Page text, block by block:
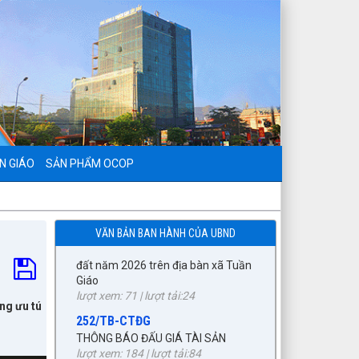
GIÁO SẢN PHẨM OCOP
ưu tú
VĂN BẢN BAN HÀNH CỦA UBND
797./TTPTQĐ-KV2
Về việc đăng tải lên trên Cổng
thông tin điện tử của UBND xã Tuần
Giáo công khai dự thảo phương án
bồi thường, hỗ trợ (đợt 6)công trình:
Hồ bản phủ thuộc dự án cụm
Hồbản Phủ - Nậm Là tỉnh Điện Biên
lượt xem: 39 | lượt tải:31
1872/KH-UBND
Kế hoạch Đấu giá quyền sử dụng
đất năm 2026 trên địa bàn xã Tuần
lượt xem: 71 | lượt tải:24
252/TB-CTĐG
THÔNG BÁO ĐẤU GIÁ TÀI SẢN
lượt xem: 184 | lượt tải:84
87/TB-PKT
THÔNG BÁO Về việc lựa chọn tổ
chức đấu giá tài sản
lượt xem: 201 | lượt tải:82